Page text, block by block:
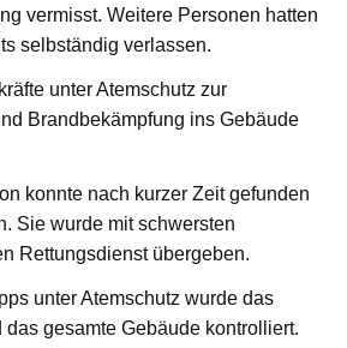
vermisst. Weitere Personen hatten
selbständig verlassen.
unter Atemschutz zur
Brandbekämpfung ins Gebäude
konnte nach kurzer Zeit gefunden
Sie wurde mit schwersten
Rettungsdienst übergeben.
unter Atemschutz wurde das
das gesamte Gebäude kontrolliert.